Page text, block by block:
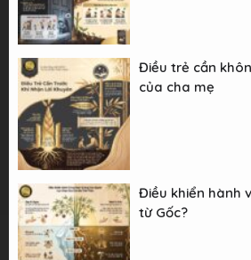
Điều trẻ cần
của cha mẹ
Điều khiển hành
từ Gốc?